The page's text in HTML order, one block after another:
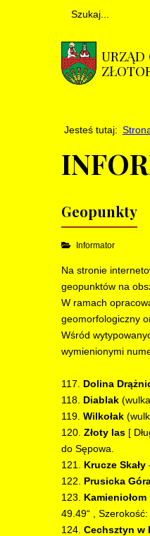
URZĄD
Jesteś tutaj:
Geopunkty
Informator
Na stronie
geopunktów na
W ramach
geomorfologiczny
Wśród
wymienionymi
117. Dolina
118. Diablak
119. Wilkołak
120. Złoty las [
do Sępowa.
121. Krucze Skały
122. Prusicka
123.
49.49“ , Szerokość:
124. Cechsztyn w